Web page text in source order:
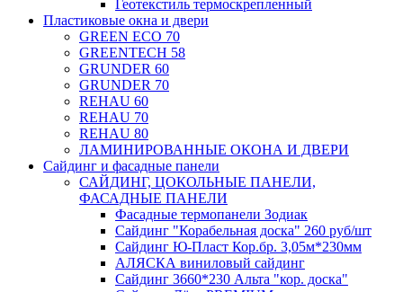
Геотекстиль термоскрепленный
Пластиковые окна и двери
GREEN ECO 70
GREENTECH 58
GRUNDER 60
GRUNDER 70
REHAU 60
REHAU 70
REHAU 80
ЛАМИНИРОВАННЫЕ ОКОНА И ДВЕРИ
Сайдинг и фасадные панели
САЙДИНГ, ЦОКОЛЬНЫЕ ПАНЕЛИ,
ФАСАДНЫЕ ПАНЕЛИ
Фасадные термопанели Зодиак
Сайдинг "Корабельная доска" 260 руб/шт
Сайдинг Ю-Пласт Кор.бр. 3,05м*230мм
АЛЯСКА виниловый сайдинг
Сайдинг 3660*230 Альта "кор. доска"